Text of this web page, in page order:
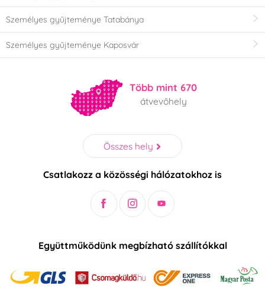
Személyes gyűjteménye Tatabánya
Személyes gyűjteménye Kaposvár
Több mint 670
átvevőhely
Összes hely
Csatlakozz a közösségi hálózatokhoz is
Együttműködünk megbízható szállítókkal